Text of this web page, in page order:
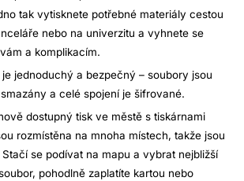
tak vytisknete potřebné materiály cestou
nebo na univerzitu a vyhnete se
a komplikacím.
jednoduchý a bezpečný – soubory jsou
a celé spojení je šifrované.
dostupný tisk ve městě s tiskárnami
rozmístěna na mnoha místech, takže jsou
se podívat na mapu a vybrat nejbližší
pohodlně zaplatíte kartou nebo